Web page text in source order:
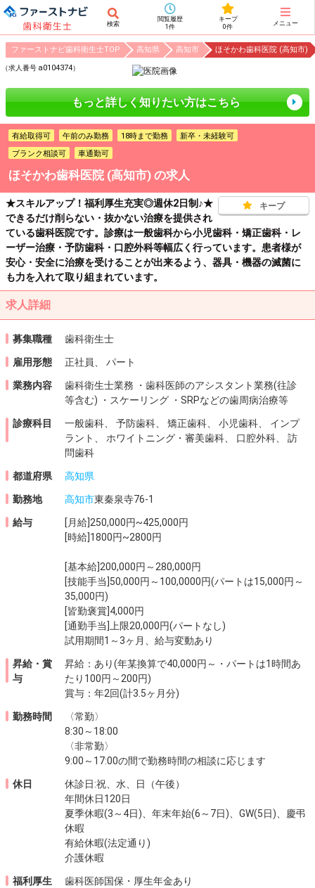
検索
閲覧履歴
1件
キープ
0件
メニュー
ファーストナビ歯科衛生士TOP 高知県 高知市 ほそかわ歯科医院 (高知市)
（求人番号 a0104374）
もっと詳しく知りたい方はこちら
有給取得可 午前のみ勤務 18時まで勤務
新卒・未経験可
ブランク相談可
車通勤可
ほそかわ歯科医院 (高知市) の求人
キープ
★スキルアップ！福利厚生充実◎週休2日制♪★
できるだけ削らない・抜かない治療を提供され
ている歯科医院です。診療は一般歯科から小児歯科・矯正歯科・レ
ーザー治療・予防歯科・口腔外科等幅広く行っています。患者様が
安心・安全に治療を受けることが出来るよう、器具・機器の滅菌に
も力を入れて取り組まれています。
求人詳細
募集職種 歯科衛生士
雇用形態 正社員、 パート
業務内容
歯科衛生士業務 ・歯科医師のアシスタント業務(往診
等含む) ・スケーリング ・SRPなどの歯周病治療等
診療科目
一般歯科、 予防歯科、 矯正歯科、 小児歯科、 インプ
ラント、 ホワイトニング・審美歯科、 口腔外科、 訪
問歯科
都道府県 高知県
勤務地 高知市東秦泉寺76-1
給与
[月給]250,000円~425,000円
[時給]1800円~2800円
[基本給]200,000円～280,000円
[技能手当]50,000円～100,0000円(パートは15,000円～
35,000円)
[皆勤褒賞]4,000円
[通勤手当]上限20,000円(パートなし)
試用期間1～3ヶ月、給与変動あり
昇給・賞
与
昇給：あり(年某換算で40,000円～・パートは1時間あ
たり100円～200円)
賞与：年2回(計3.5ヶ月分)
勤務時間
〈常勤〉
8:30～18:00
〈非常勤〉
9:00～17:00の間で勤務時間の相談に応じます
休日
休診日:祝、水、日（午後）
年間休日120日
夏季休暇(3～4日)、年末年始(6～7日)、GW(5日)、慶弔
休暇
有給休暇(法定通り)
介護休暇
福利厚生
歯科医師国保・厚生年金あり